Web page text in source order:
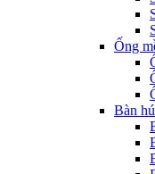
Ống
Bàn